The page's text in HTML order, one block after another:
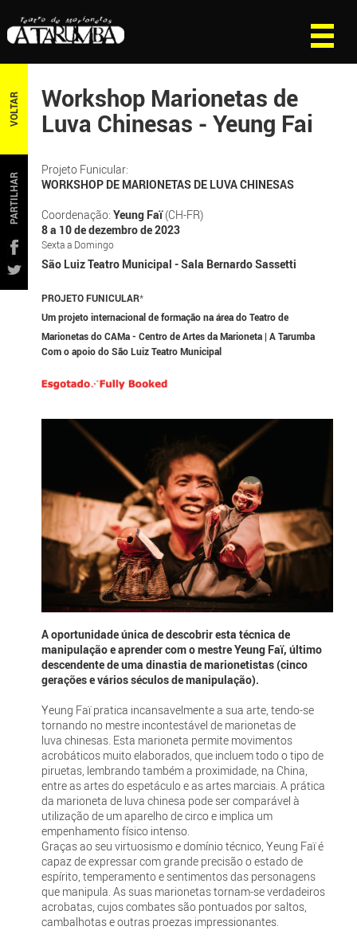
VOLTAR
PARTILHAR
Workshop Marionetas de
Luva Chinesas - Yeung Fai
Projeto Funicular:
WORKSHOP DE MARIONETAS DE LUVA CHINESAS
Coordenação: Yeung Faï(CH-FR)
8 a 10 de dezembro de 2023
Sexta a Domingo
São Luiz Teatro Municipal - Sala Bernardo Sassetti
PROJETO FUNICULAR*
Um projeto internacional de formação na área do Teatro de
Marionetas do CAMa - Centro de Artes da Marioneta | A Tarumba
Com o apoio do São Luiz Teatro Municipal
A oportunidade única de descobrir esta técnica de
manipulação e aprender com o mestre Yeung Faï, último
descendente de uma dinastia de marionetistas (cinco
gerações e vários séculos de manipulação).
Yeung Faï pratica incansavelmente a sua arte, tendo-se
tornando no mestre incontestável de marionetas de
luva chinesas. Esta marioneta permite movimentos
acrobáticos muito elaborados, que incluem todo o tipo de
piruetas, lembrando também a proximidade, na China,
entre as artes do espetáculo e as artes marciais. A prática
da marioneta de luva chinesa pode ser comparável à
utilização de um aparelho de circo e implica um
empenhamento físico intenso.
Graças ao seu virtuosismo e domínio técnico, Yeung Faï é
capaz de expressar com grande precisão o estado de
espírito, temperamento e sentimentos das personagens
que manipula. As suas marionetas tornam-se verdadeiros
acrobatas, cujos combates são pontuados por saltos,
cambalhotas e outras proezas impressionantes.